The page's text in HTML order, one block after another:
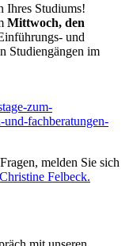
Ihres Studiums!
Mittwoch, den
und
Studiengängen im
zum-
und-fachberatungen-
melden Sie sich
Felbeck.